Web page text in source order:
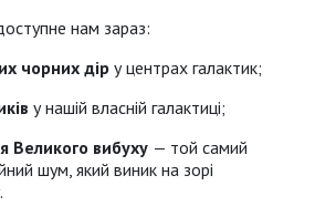
нам зараз:
чорних дір у центрах галактик;
у нашій власній галактиці;
Великого вибуху — той самий
шум, який виник на зорі